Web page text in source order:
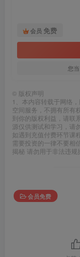
会员 免费
您
© 版权声明
1、本内容转载于网络
空间服务，不拥有所有
到你的版权利益，请联
源仅供测试和学习，请
如遇到充值付费环节课
需要投资的一律不要相
揭秘 请勿用于非法违
会员免费